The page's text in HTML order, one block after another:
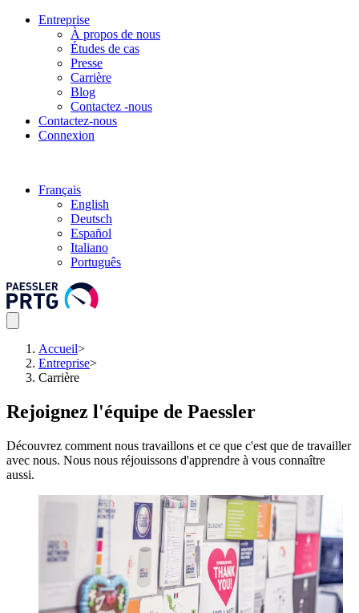
Entreprise
À propos de nous
Études de cas
Presse
Carrière
Blog
Contactez -nous
Contactez-nous
Connexion
Français
English
Deutsch
Español
Italiano
Português
Accueil>
Entreprise>
Carrière
Rejoignez l'équipe de Paessler
Découvrez comment nous travaillons et ce que c'est que de travailler
avec nous. Nous nous réjouissons d'apprendre à vous connaître
aussi.